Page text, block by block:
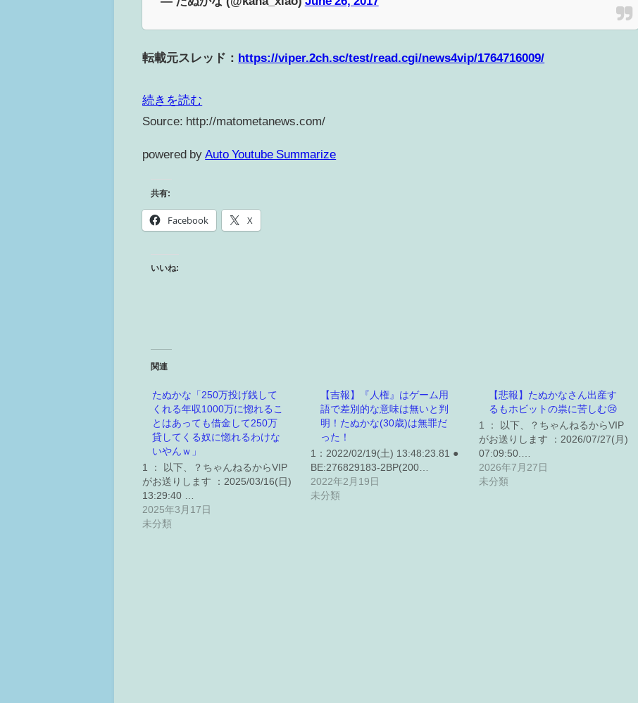
転載元スレッド： https://viper.2ch.sc/test/read.cgi/news4vip/1764716009/
続きを読む
Source: http://matometanews.com/
powered by Auto Youtube Summarize
共有:
Facebook X
いいね:
関連
たぬかな「250万投げ銭して
くれる年収1000万に惚れるこ
とはあっても借金して250万
貸してくる奴に惚れるわけな
いやんｗ」
1 ： 以下、？ちゃんねるからVIP
がお送りします ：2025/03/16(日)
13:29:40 …
2025年3月17日
未分類
【吉報】『人権』はゲーム用
語で差別的な意味は無いと判
明！たぬかな(30歳)は無罪だ
った！
1：2022/02/19(土) 13:48:23.81 ●
BE:276829183-2BP(200…
2022年2月19日
未分類
【悲報】たぬかなさん出産す
るもホビットの祟に苦しむ😢
1 ： 以下、？ちゃんねるからVIP
がお送りします ：2026/07/27(月)
07:09:50.…
2026年7月27日
未分類